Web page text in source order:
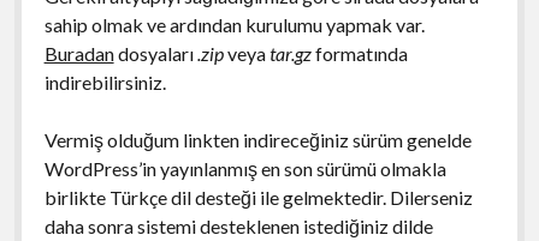
sahip olmak ve ardından kurulumu yapmak var.
Buradandosyaları .zipveyatar.gzformatında
indirebilirsiniz.
Vermiş olduğum linkten indireceğiniz sürüm genelde
WordPress’in yayınlanmış en son sürümü olmakla
birlikte Türkçe dil desteği ile gelmektedir. Dilerseniz
daha sonra sistemi desteklenen istediğiniz dilde